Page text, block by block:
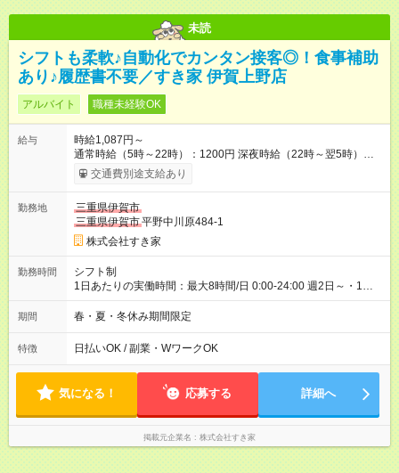
未読
シフトも柔軟♪自動化でカンタン接客◎！食事補助
あり♪履歴書不要／すき家 伊賀上野店
アルバイト 職種未経験OK
給与
時給1,087円～
通常時給（5時～22時）：1200円 深夜時給（22時～翌5時）：
1500円 高校生時給：1087円 【特別手当】早朝手当（5：00-9：
00）時給+150円 【試用期間】試用期間あり 試用期間の長さ：1
30日（※条件変更なし）ですが、切り上げで一ヶ月とさせてい
ただきます。 研修制度あり：15時間(研修中も同時給）
交通費別途支給あり
勤務地
三重県伊賀市
三重県伊賀市平野中川原484-1
株式会社すき家
勤務時間
シフト制
1日あたりの実働時間：最大8時間/日 0:00-24:00 週2日～・1日
2h～OK ＜シフト例＞ 〇朝帯 5:00-9:00 〇昼帯 9:00-14:00 〇午
後帯 14:00-18:00 〇夜帯 18:00-22:00 〇深夜帯 22:00-翌5:00 基
ます♪
期間 春・夏・冬休み期間限定
特徴 日払いOK / 副業・WワークOK
気になる！ 応募する 詳細へ
掲載元企業名 株式会社すき家